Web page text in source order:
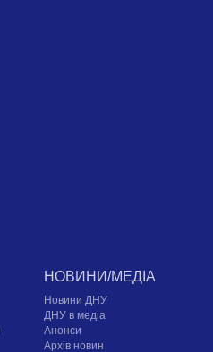
НОВИНИ/МЕДІА
Новини ДНУ
ДНУ в медіа
Анонси
Архів новин